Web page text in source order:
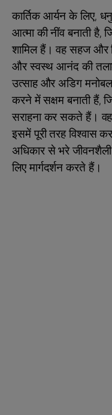
कार्तिक आर्यन के लिए,
आत्मा की नींव बनाती
शामिल हैं। वह सहज और
और स्वस्थ आनंद की
उत्साह और अडिग
करने में सक्षम बनाती हैं,
सराहना कर सकते हैं।
इसमें पूरी तरह विश्वास
अधिकार से भरे
लिए मार्गदर्शन करते हैं।